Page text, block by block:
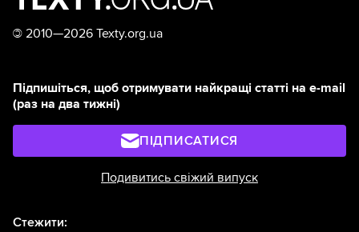
© 2010—2026 Texty.org.ua
Підпишіться, щоб отримувати найкращі статті на e-mail
(раз на два тижні)
ПІДПИСАТИСЯ
Подивитись свіжий випуск
Стежити: